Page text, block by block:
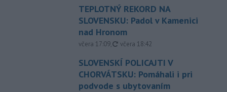
TEPLOTNÝ REKORD NA
SLOVENSKU: Padol v Kamenici
nad Hronom
včera 17:09, aktualizované
včera 18:42
SLOVENSKÍ POLICAJTI V
CHORVÁTSKU: Pomáhali i pri
podvode s ubytovaním